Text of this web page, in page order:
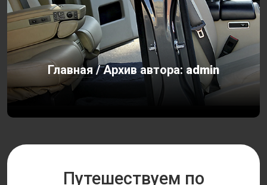
Главная/Архив автора:admin
Путешествуем по